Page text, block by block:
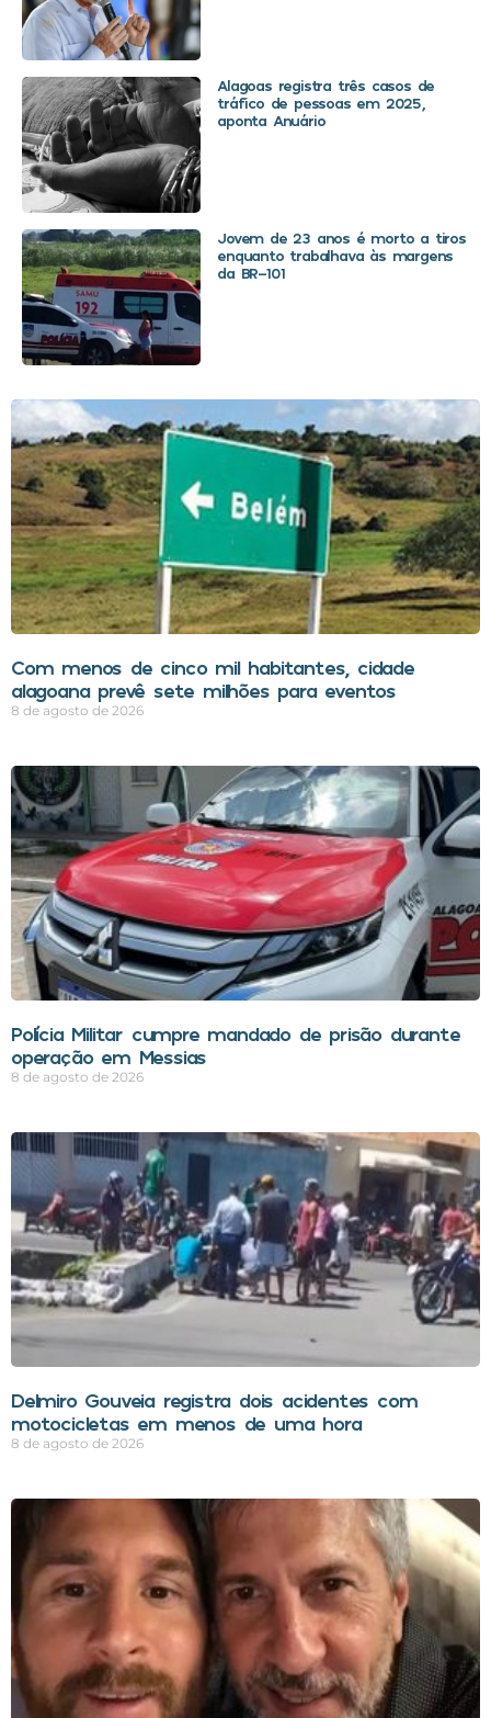
Alagoas registra três casos de
tráfico de pessoas em 2025,
aponta Anuário
Jovem de 23 anos é morto a tiros
enquanto trabalhava às margens
da BR-101
Com menos de cinco mil habitantes, cidade
alagoana prevê sete milhões para eventos
8 de agosto de 2026
Polícia Militar cumpre mandado de prisão durante
operação em Messias
8 de agosto de 2026
Delmiro Gouveia registra dois acidentes com
motocicletas em menos de uma hora
8 de agosto de 2026